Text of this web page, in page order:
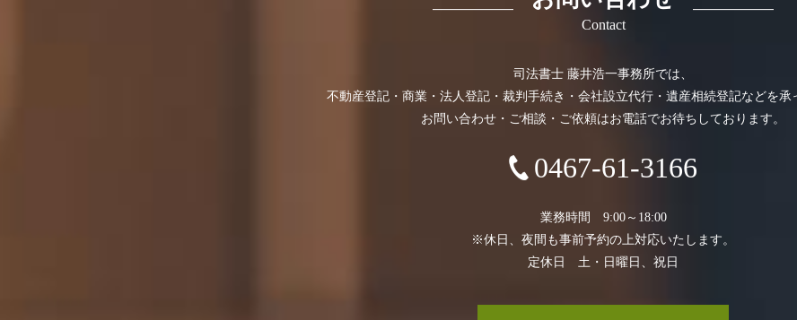
Contact
司法書士 藤井浩一事務所では、
不動産登記・商業・法人登記・裁判手続き・会社設立代行・遺産相続登記などを承
お問い合わせ・ご相談・ご依頼はお電話でお待ちしております。
0467-61-3166
業務時間 9:00～18:00
※休日、夜間も事前予約の上対応いたします。
定休日 土・日曜日、祝日